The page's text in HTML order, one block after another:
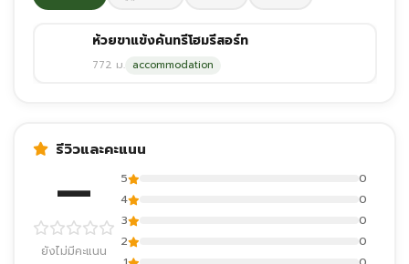
ห้วยขาแข้งคันทรีโฮมรีสอร์ท
772 ม. accommodation
รีวิวและคะแนน
—
ยังไม่มีคะแนน
5
0
4
0
3
0
2
0